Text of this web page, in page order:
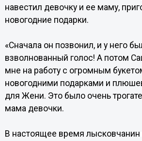
навестил девочку и ее маму,
новогодние подарки.
«Сначала он позвонил, и у него
взволнованный голос! А потом
мне на работу с огромным
новогодними подарками и
для Жени. Это было очень
мама девочки.
В настоящее время лысковчанин